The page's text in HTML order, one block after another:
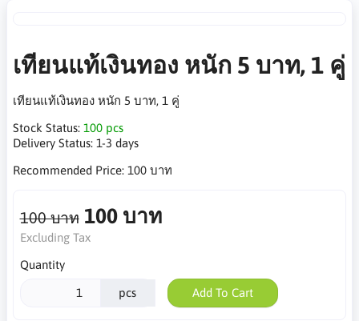
เทียนแท้เงินทอง หนัก 5 บาท, 1 คู่
เทียนแท้เงินทอง หนัก 5 บาท, 1 คู่
Stock Status: 100 pcs
Delivery Status: 1-3 days
Recommended Price: 100 บาท
100 บาท 100 บาท
Excluding Tax
Quantity
pcs Add To Cart